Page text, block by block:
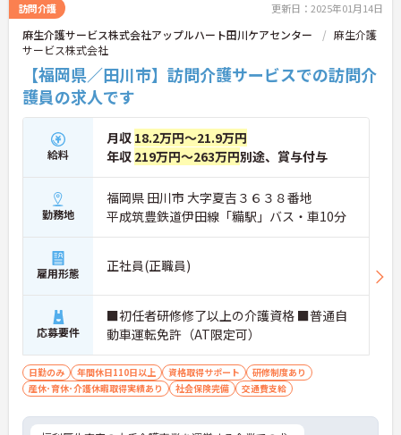
訪問介護 更新日：2025年01月14日
麻生介護サービス株式会社アップルハート田川ケアセンター
麻生介護
サービス株式会社
【福岡県／田川市】訪問介護サービスでの訪問介
護員の求人です
給料
月収 18.2万円～21.9万円
年収 219万円～263万円別途、賞与付与
勤務地
福岡県 田川市 大字夏吉３６３８番地
平成筑豊鉄道伊田線「糒駅」バス・車10分
雇用形態 正社員(正職員)
応募要件
■初任者研修修了以上の介護資格 ■普通自
動車運転免許（AT限定可）
日勤のみ 年間休日110日以上 資格取得サポート
研修制度あり
産休･育休･介護休暇取得実績あり
社会保険完備 交通費支給